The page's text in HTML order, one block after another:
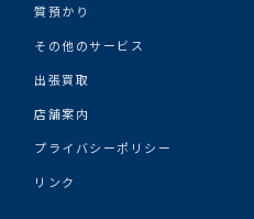
質預かり
その他のサービス
出張買取
店舗案内
プライバシーポリシー
リンク